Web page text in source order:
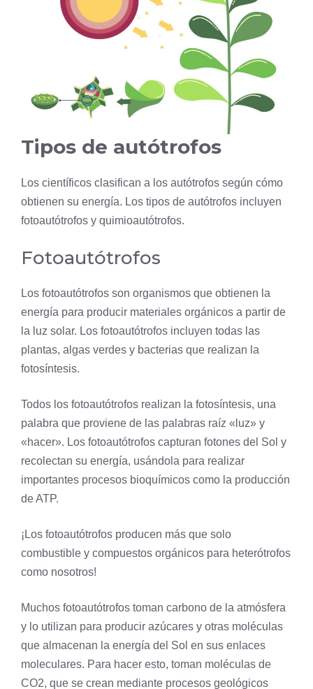
Tipos de autótrofos
Los científicos clasifican a los autótrofos según cómo
obtienen su energía. Los tipos de autótrofos incluyen
fotoautótrofos y quimioautótrofos.
Fotoautótrofos
Los fotoautótrofos son organismos que obtienen la
energía para producir materiales orgánicos a partir de
la luz solar. Los fotoautótrofos incluyen todas las
plantas, algas verdes y bacterias que realizan la
fotosíntesis.
Todos los fotoautótrofos realizan la fotosíntesis, una
palabra que proviene de las palabras raíz «luz» y
«hacer». Los fotoautótrofos capturan fotones del Sol y
recolectan su energía, usándola para realizar
importantes procesos bioquímicos como la producción
de ATP.
¡Los fotoautótrofos producen más que solo
combustible y compuestos orgánicos para heterótrofos
como nosotros!
Muchos fotoautótrofos toman carbono de la atmósfera
y lo utilizan para producir azúcares y otras moléculas
que almacenan la energía del Sol en sus enlaces
moleculares. Para hacer esto, toman moléculas de
CO2, que se crean mediante procesos geológicos